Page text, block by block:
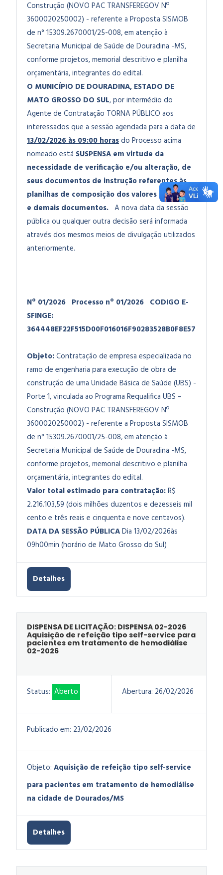
Construção (NOVO PAC TRANSFEREGOV Nº
3600020250002) - referente a Proposta SISMOB
de n° 15309.2670001/25-008, em atenção à
Secretaria Municipal de Saúde de Douradina -MS,
conforme projetos, memorial descritivo e planilha
orçamentária, integrantes do edital.
O MUNICÍPIO DE DOURADINA, ESTADO DE
MATO GROSSO DO SUL, por intermédio do
Agente de Contratação TORNA PÚBLICO aos
interessados que a sessão agendada para a data de
13/02/2026 às 09:00 horasdo Processo acima
nomeado está SUSPENSAem virtude da
necessidade de verificação e/ou alteração, de
seus documentos de instrução referentes às
planilhas de composição dos valores unitários
e demais documentos. A nova data da sessão
pública ou qualquer outra decisão será informada
através dos mesmos meios de divulgação utilizados
anteriormente.
Nº 01/2026 Processo nº 01/2026 CODIGO E-
SFINGE:
364448EF22F515D00F016016F90283528B0F8E57
Objeto:Contratação de empresa especializada no
ramo de engenharia para execução de obra de
construção de uma Unidade Básica de Saúde (UBS) -
Porte 1, vinculada ao Programa Requalifica UBS –
Construção (NOVO PAC TRANSFEREGOV Nº
3600020250002) - referente a Proposta SISMOB
de n° 15309.2670001/25-008, em atenção à
Secretaria Municipal de Saúde de Douradina -MS,
conforme projetos, memorial descritivo e planilha
orçamentária, integrantes do edital.
Valor total estimado para contratação:R$
2.216.103,59 (dois milhões duzentos e dezesseis mil
cento e três reais e cinquenta e nove centavos).
DATA DA SESSÃO PÚBLICADia 13/02/2026às
09h00min (horário de Mato Grosso do Sul)
Detalhes
DISPENSA DE LICITAÇÃO: DISPENSA 02-2026
Aquisição de refeição tipo self-service para
pacientes em tratamento de hemodiálise
02-2026
Status: Aberto Abertura: 26/02/2026
Publicado em: 23/02/2026
Objeto: Aquisição de refeição tipo self-service
para pacientes em tratamento de hemodiálise
na cidade de Dourados/MS
Detalhes